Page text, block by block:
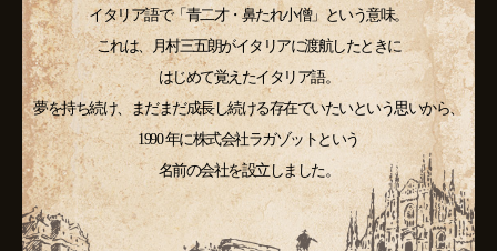
イタリア語で「青二才・鼻たれ小僧」という意味。
これは、月村三五朗がイタリアに渡航したときに
はじめて覚えたイタリア語。
夢を持ち続け、まだまだ成長し続ける存在でいたいという思いから、
1990 年に株式会社ラガゾットという
名前の会社を設立しました。